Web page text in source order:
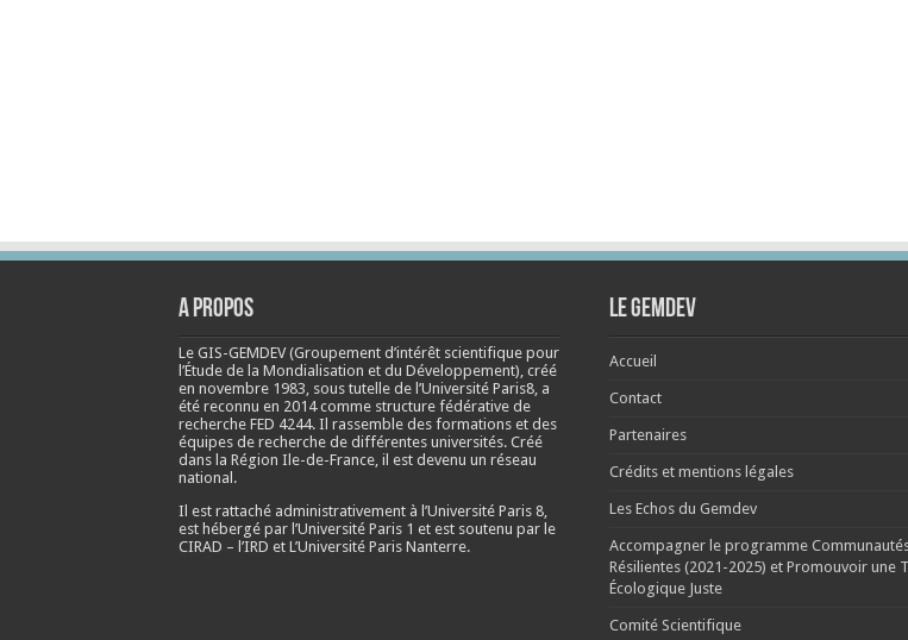
A propos
Le GIS-GEMDEV (Groupement d’intérêt scientifique pour
l’Étude de la Mondialisation et du Développement), créé
en novembre 1983, sous tutelle de l’Université Paris8, a
été reconnu en 2014 comme structure fédérative de
recherche FED 4244. Il rassemble des formations et des
équipes de recherche de différentes universités. Créé
dans la Région Ile-de-France, il est devenu un réseau
national.
Il est rattaché administrativement à l’Université Paris 8,
est hébergé par l’Université Paris 1 et est soutenu par le
CIRAD – l’IRD et L’Université Paris Nanterre.
Le Gemdev
Accueil
Contact
Partenaires
Crédits et mentions légales
Les Echos du Gemdev
Accompagner le programme
Résilientes (2021-2025) et Promouvoir une
Écologique Juste
Comité Scientifique